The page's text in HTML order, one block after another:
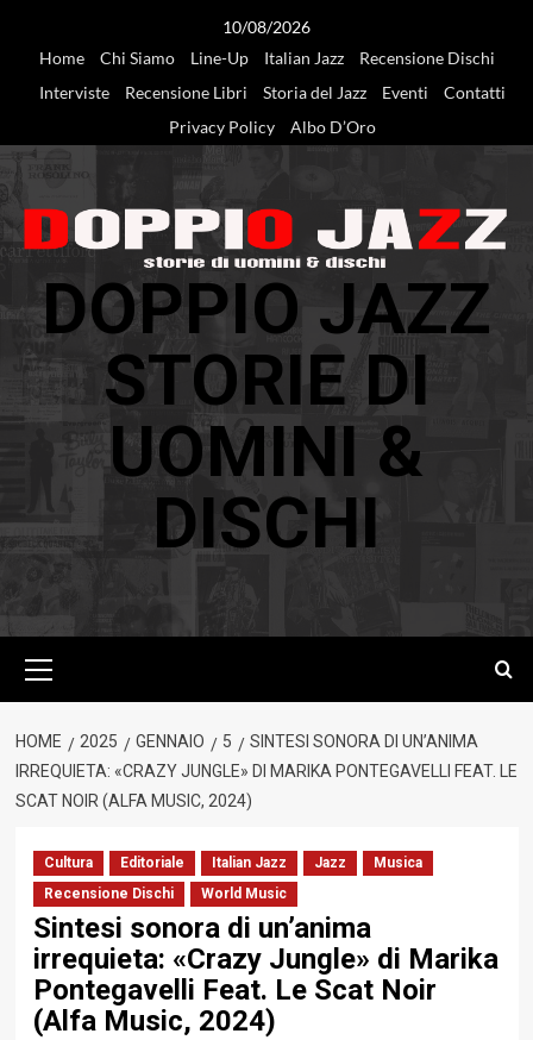
10/08/2026
Home
Chi Siamo Line-Up Italian Jazz
Recensione Dischi
Interviste
Recensione Libri Storia del Jazz Eventi
Contatti
Privacy Policy
Albo D’Oro
DOPPIO JAZZ
STORIE DI
UOMINI &
DISCHI
principale
HOME 2025 GENNAIO 5
SINTESI SONORA DI UN’ANIMA
IRREQUIETA: «CRAZY JUNGLE» DI MARIKA PONTEGAVELLI FEAT. LE
SCAT NOIR (ALFA MUSIC, 2024)
Cultura Editoriale Italian Jazz Jazz
Musica
Recensione Dischi
World Music
Sintesi sonora di un’anima
irrequieta: «Crazy Jungle» di Marika
Pontegavelli Feat. Le Scat Noir
(Alfa Music, 2024)